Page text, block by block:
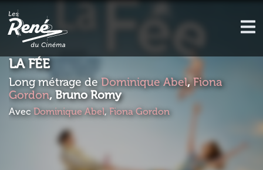
LA FÉE
Long métrage de Dominique Abel,Fiona
Gordon, Bruno Romy
Avec Dominique Abel, Fiona Gordon